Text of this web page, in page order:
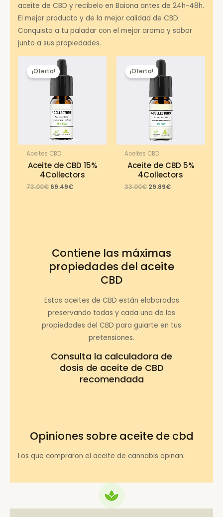
aceite de CBD y recíbelo en Baiona antes de 24h-48h.
El mejor producto y de la mejor calidad de CBD.
Conquista a tu paladar con el mejor aroma y sabor
junto a sus propiedades.
¡Oferta!
Aceites CBD
Aceite de CBD 15%
4Collectors
73.00€ Original
69.49€Current
¡Oferta!
Aceites CBD
Aceite de CBD 5%
4Collectors
33.00€ Original
29.89€Current
Contiene las máximas
propiedades del aceite
CBD
Estos aceites de CBD están elaborados
preservando todas y cada una de las
propiedades del CBD para guiarte en tus
pretensiones.
Consulta la calculadora de
dosis de aceite de CBD
recomendada
Opiniones sobre aceite de cbd
Los que compraron el aceite de cannabis opinan: